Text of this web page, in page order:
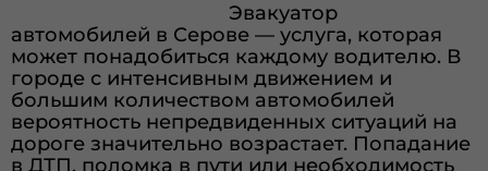
Эвакуатор
автомобилей в Серове — услуга, которая
может понадобиться каждому водителю. В
городе с интенсивным движением и
большим количеством автомобилей
вероятность непредвиденных ситуаций на
дороге значительно возрастает. Попадание
в ДТП, поломка в пути или необходимость